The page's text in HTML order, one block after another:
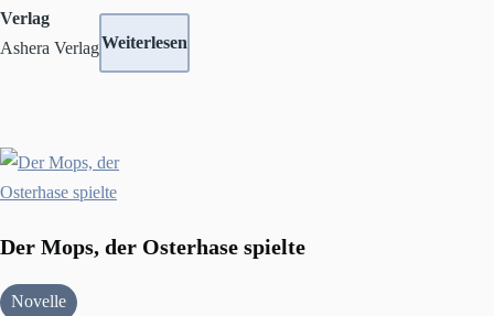
Verlag
Ashera VerlagWeiterlesen
Der Mops, der Osterhase spielte
Novelle